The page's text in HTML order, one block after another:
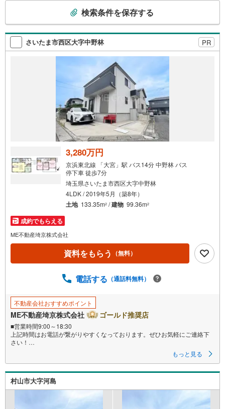
検
索
条
・
条
イ
ペ
ー
ジ
検索条件を保存する
さいたま市西区大字中野林 PR
3,280万円
京浜東北線 「大宮」駅 バス14分 中野林 バス
停下車 徒歩7分
埼玉県さいたま市西区大字中野林
4LDK / 2019年5月（築8年）
土地 133.35m2 /建物 99.36m2
成約でもらえる
ME不動産埼京株式会社
資料をもらう （無料）
電話する （通話料無料）
不動産会社おすすめポイント
ME不動産埼京株式会社 ゴールド推奨店
■営業時間9:00～18:30
上記時間はお電話が繋がりやすくなっております。ぜひお気軽にご連絡下
さい！
現地を見学される場合は「室内・現地を見学する（無料）」ボタンよりご
希望の日時をご記入いただけますとスムーズにご案内が可能です。
■ご来店特典
1.ご見学、ご来店後にアンケート記入でもれなく3、000円のQUOカードプ
レゼント（1組様1回限り後日郵送）
2.未公開の物件情報をご紹介
3.不動産ご購入、ご売却、太陽光発電システムご検討中のお客様、ご紹介で
もっと見る
村山市大字河島